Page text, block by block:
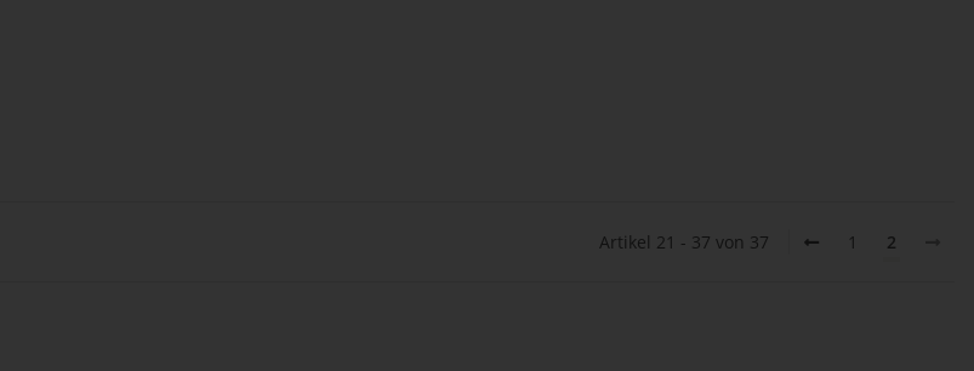
Artikel 21 - 37 von 37 1 2